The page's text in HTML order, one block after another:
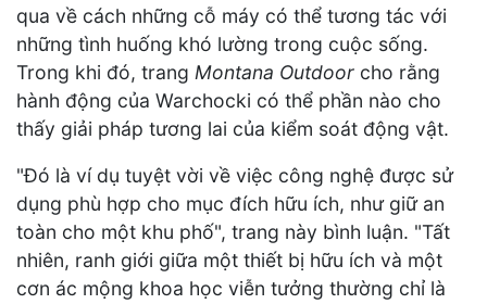
qua về cách những cỗ máy có thể tương tác với
những tình huống khó lường trong cuộc sống.
Trong khi đó, trang Montana Outdoor cho rằng
hành động của Warchocki có thể phần nào cho
thấy giải pháp tương lai của kiểm soát động vật.
"Đó là ví dụ tuyệt vời về việc công nghệ được sử
dụng phù hợp cho mục đích hữu ích, như giữ an
toàn cho một khu phố", trang này bình luận. "Tất
nhiên, ranh giới giữa một thiết bị hữu ích và một
cơn ác mộng khoa học viễn tưởng thường chỉ là